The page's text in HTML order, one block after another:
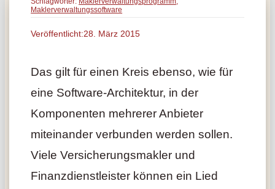
Maklerverwaltungssoftware
Veröffentlicht:28. März 2015
Das gilt für einen Kreis ebenso, wie für
eine Software-Architektur, in der
Komponenten mehrerer Anbieter
miteinander verbunden werden sollen.
Viele Versicherungsmakler und
Finanzdienstleister können ein Lied